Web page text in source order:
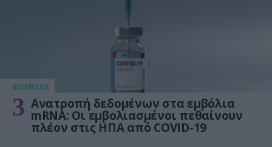
ΦΑΡΜΑΚΑ
3 Ανατροπή δεδομένων στα εμβόλια
mRNA: Οι εμβολιασμένοι πεθαίνουν
πλέον στις ΗΠΑ από COVID-19